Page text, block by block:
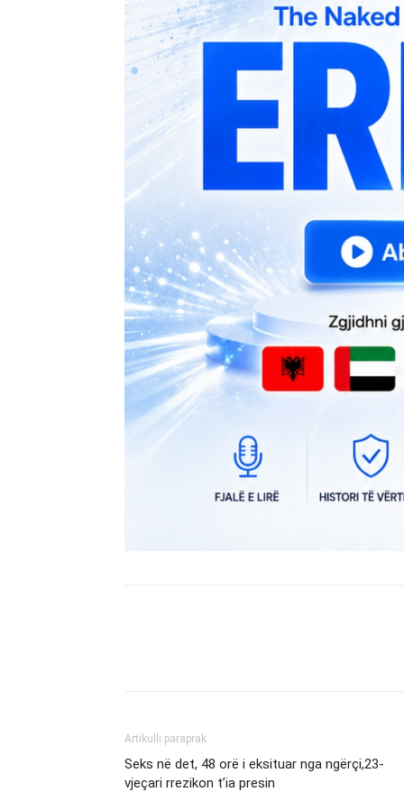
Artikulli paraprak
Seks në det, 48 orë i eksituar nga ngërçi,23-
vjeçari rrezikon t’ia presin